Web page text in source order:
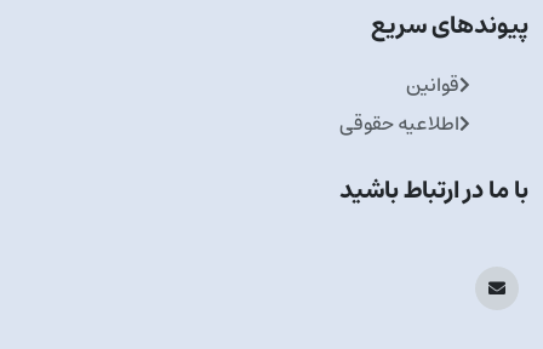
پیوندهای سریع
قوانین
اطلاعیه حقوقی
با ما در ارتباط باشید